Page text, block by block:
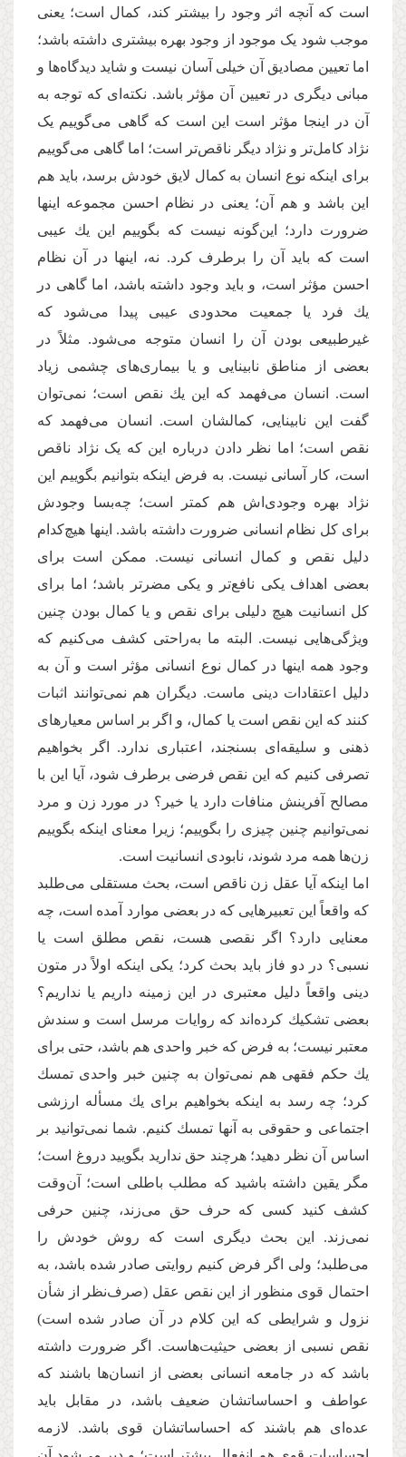
است كه آنچه اثر وجود را بیشتر كند، كمال است؛ یعنی
موجب شود یک موجود از وجود بهره بیشتری داشته باشد؛
اما تعیین مصادیق آن خیلی آسان نیست و شاید دیدگاه‌ها و
مبانی دیگری در تعیین آن مؤثر باشد. نکته‌ای كه توجه به
آن در اینجا مؤثر است این است كه گاهی می‌گوییم یک
نژاد كامل‌تر و نژاد دیگر ناقص‌تر است؛ اما گاهی می‌گوییم
برای اینكه نوع انسان به كمال لایق خودش برسد، باید هم
این باشد و هم آن؛ یعنی در نظام احسن مجموعه اینها
ضرورت دارد؛ این‌گونه نیست كه بگوییم این یك عیبی
است كه باید آن را برطرف كرد. نه، اینها در آن نظام
احسن مؤثر است، و باید وجود داشته باشد، اما گاهی در
یك فرد یا جمعیت محدودی عیبی پیدا می‌شود كه
غیرطبیعی بودن آن را انسان متوجه می‌شود. مثلاً در
بعضی از مناطق نابینایی و یا بیماری‌های چشمی زیاد
است. انسان می‌فهمد كه این یك نقص است؛ نمی‌توان
گفت این نابینایی، كمالشان است. انسان می‌فهمد كه
نقص است؛ اما نظر دادن درباره این كه یک نژاد ناقص
است، كار آسانی نیست. به فرض اینكه بتوانیم بگوییم این
نژاد بهره وجودی‌اش هم كمتر است؛ چه‌بسا وجودش
برای كل نظام انسانی ضرورت داشته باشد. اینها هیچ‌كدام
دلیل نقص و كمال انسانی نیست. ممكن است برای
بعضی اهداف یكی نافع‌تر و یكی مضرتر باشد؛ اما برای
كل انسانیت هیچ دلیلی برای نقص و یا كمال بودن چنین
ویژگی‌هایی نیست. البته ما به‌راحتی كشف می‌كنیم كه
وجود همه اینها در كمال نوع انسانی مؤثر است و آن به
دلیل اعتقادات دینی ماست. دیگران هم نمی‌توانند اثبات
كنند كه این نقص است یا كمال، و اگر بر اساس معیارهای
ذهنی و سلیقه‌ای بسنجند، اعتباری ندارد. اگر بخواهیم
تصرفی كنیم كه این نقص فرضی برطرف شود، آیا این با
مصالح آفرینش منافات دارد یا خیر؟ در مورد زن و مرد
نمی‌توانیم چنین چیزی را بگوییم؛ زیرا معنای اینكه بگوییم
زن‌ها همه مرد شوند، نابودی انسانیت است.
اما اینكه آیا عقل زن ناقص است، بحث مستقلی می‌طلبد
كه واقعاً این تعبیرهایی كه در بعضی موارد آمده است، چه
معنایی دارد؟ اگر نقصی هست، نقص مطلق است یا
نسبی؟ در دو فاز باید بحث كرد؛ یكی اینكه اولاً در متون
دینی واقعاً دلیل معتبری در این زمینه داریم یا نداریم؟
بعضی تشكیك كرده‌اند كه روایات مرسل است و سندش
معتبر نیست؛ به فرض كه خبر واحدی هم باشد، حتی برای
یك حكم فقهی هم نمی‌توان به چنین خبر واحدی تمسك
كرد؛ چه رسد به اینكه بخواهیم برای یك مسأله ارزشی
اجتماعی و حقوقی به آنها تمسك كنیم. شما نمی‌توانید بر
اساس آن نظر دهید؛ هرچند حق ندارید بگویید دروغ است؛
مگر یقین داشته باشید كه مطلب باطلی است؛ آن‌وقت
كشف كنید كسی كه حرف حق می‌زند، چنین حرفی
نمی‌زند. این بحث دیگری است كه روش خودش را
می‌طلبد؛ ولی اگر فرض كنیم روایتی صادر شده باشد، به
احتمال قوی منظور از این نقص عقل (صرف‌نظر از شأن
نزول‌ و شرایطی كه این كلام در آن صادر شده است)
نقص نسبی از بعضی حیثیت‌هاست. اگر ضرورت داشته
باشد که در جامعه انسانی بعضی از انسان‌ها باشند كه
عواطف و احساساتشان ضعیف باشد، در مقابل باید
عده‌ای هم باشند كه احساساتشان قوی باشد. لازمه